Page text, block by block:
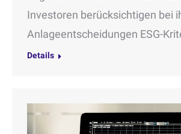
Investoren berücksichtigen bei
Anlageentscheidungen ESG-
Details